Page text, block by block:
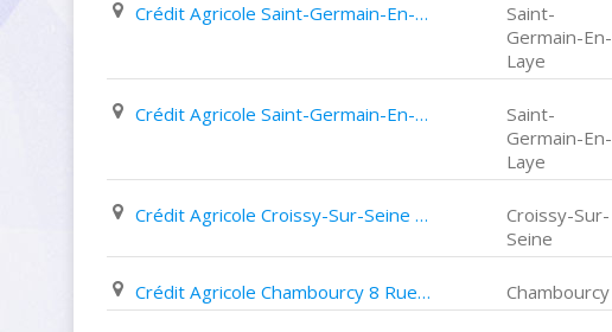
Crédit Agricole Saint-Germain-En-Laye 3 Place Victoire
Saint-
Germain-En-
Laye
Crédit Agricole Saint-Germain-En-Laye 63 65 Rue Au Pain
Saint-
Germain-En-
Laye
Crédit Agricole Croissy-Sur-Seine 12 Boulevard Fernand Hostachy
Croissy-Sur-
Seine
Crédit Agricole Chambourcy 8 Rue Chaude Chambourcy